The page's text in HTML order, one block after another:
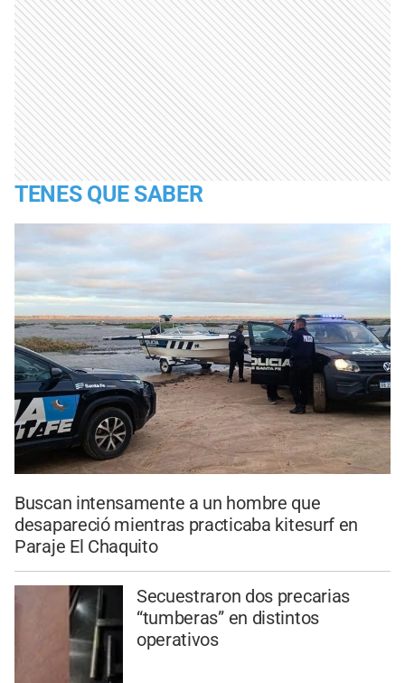
TENES QUE SABER
Buscan intensamente a un hombre que
desapareció mientras practicaba kitesurf en
Paraje El Chaquito
Secuestraron dos precarias
“tumberas” en distintos
operativos